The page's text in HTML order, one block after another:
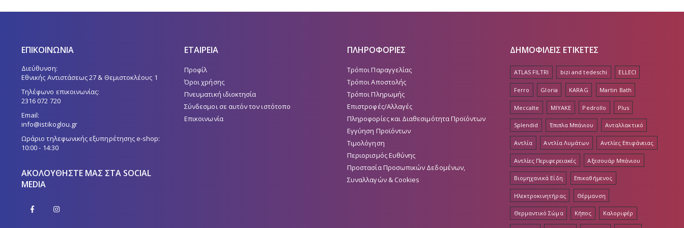
ΕΠΙΚΟΙΝΩΝΙΑ
Διεύθυνση:
Εθνικής Αντιστάσεως 27 & Θεμιστοκλέους 1
Τηλέφωνο επικοινωνίας:
2316 072 720
Email:
info@istikoglou.gr
Ωράριο τηλεφωνικής εξυπηρέτησης e-shop:
10:00 - 14:30
ΑΚΟΛΟΥΘΉΣΤΕ ΜΑΣ ΣΤΑ SOCIAL
MEDIA
ΕΤΑΙΡΕΙΑ
Προφίλ
Όροι χρήσης
Πνευματική ιδιοκτησία
Σύνδεσμοι σε αυτόν τον ιστότοπο
Επικοινωνία
ΠΛΗΡΟΦΟΡΙΕΣ
Τρόποι Παραγγελίας
Τρόποι Αποστολής
Τρόποι Πληρωμής
Επιστροφές/Αλλαγές
Πληροφορίες και Διαθεσιμότητα Προϊόντων
Εγγύηση Προϊόντων
Τιμολόγηση
Περιορισμός Ευθύνης
Προστασία Προσωπικών Δεδομένων,
Συναλλαγών & Cookies
ΔΗΜΟΦΙΛΕΙΣ ΕΤΙΚΕΤΕΣ
ATLAS FILTRI bizi and tedeschi ELLECI
Ferro Gloria KARAG Martin Bath
Meccalte MIYAKE Pedrollo Plus
Splendid Έπιπλα Μπάνιου Ανταλλακτικό
Αντλία Αντλία Λυμάτων Αντλίες Επιφάνειας
Αντλίες Περιφερειακές Αξεσουάρ Μπάνιου
Βιομηχανικά Είδη Επικαθήμενος
Ηλεκτροκινητήρας Θέρμανση
Θερμαντικό Σώμα Κήπος Καλοριφέρ